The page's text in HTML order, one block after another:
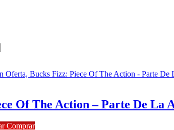
Of The Action – Parte De La
Comprar